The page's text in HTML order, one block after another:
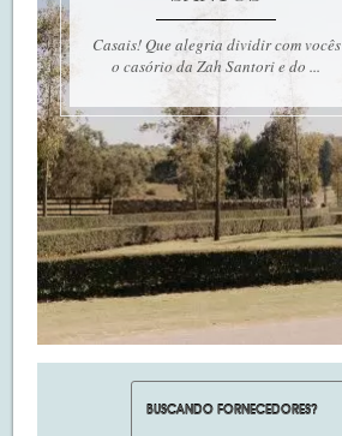
Casais! Que alegria dividir com vocês
o casório da Zah Santori e do ...